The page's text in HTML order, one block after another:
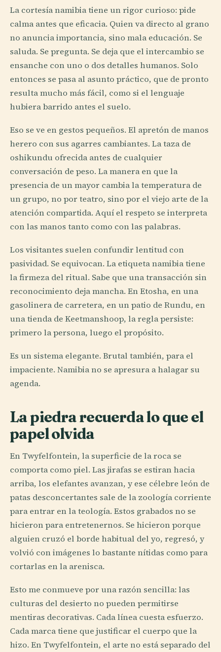
La cortesía namibia tiene un rigor curioso: pide
calma antes que eficacia. Quien va directo al grano
no anuncia importancia, sino mala educación. Se
saluda. Se pregunta. Se deja que el intercambio se
ensanche con uno o dos detalles humanos. Solo
entonces se pasa al asunto práctico, que de pronto
resulta mucho más fácil, como si el lenguaje
hubiera barrido antes el suelo.
Eso se ve en gestos pequeños. El apretón de manos
herero con sus agarres cambiantes. La taza de
oshikundu ofrecida antes de cualquier
conversación de peso. La manera en que la
presencia de un mayor cambia la temperatura de
un grupo, no por teatro, sino por el viejo arte de la
atención compartida. Aquí el respeto se interpreta
con las manos tanto como con las palabras.
Los visitantes suelen confundir lentitud con
pasividad. Se equivocan. La etiqueta namibia tiene
la firmeza del ritual. Sabe que una transacción sin
reconocimiento deja mancha. En Etosha, en una
gasolinera de carretera, en un patio de Rundu, en
una tienda de Keetmanshoop, la regla persiste:
primero la persona, luego el propósito.
Es un sistema elegante. Brutal también, para el
impaciente. Namibia no se apresura a halagar su
agenda.
La piedra recuerda lo que el
papel olvida
En Twyfelfontein, la superficie de la roca se
comporta como piel. Las jirafas se estiran hacia
arriba, los elefantes avanzan, y ese célebre león de
patas desconcertantes sale de la zoología corriente
para entrar en la teología. Estos grabados no se
hicieron para entretenernos. Se hicieron porque
alguien cruzó el borde habitual del yo, regresó, y
volvió con imágenes lo bastante nítidas como para
cortarlas en la arenisca.
Esto me conmueve por una razón sencilla: las
culturas del desierto no pueden permitirse
mentiras decorativas. Cada línea cuesta esfuerzo.
Cada marca tiene que justificar el cuerpo que la
hizo. En Twyfelfontein, el arte no está separado del